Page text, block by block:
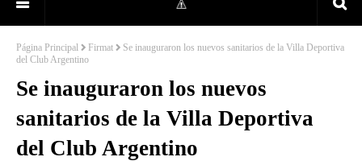
Página Principal Firmat
Se inauguraron los nuevos sanitarios de la Villa Deportiva
del Club Argentino
Se inauguraron los nuevos
sanitarios de la Villa Deportiva
del Club Argentino